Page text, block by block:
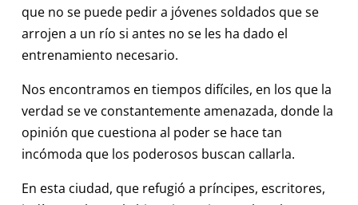
que no se puede pedir a jóvenes soldados que se
arrojen a un río si antes no se les ha dado el
entrenamiento necesario.
Nos encontramos en tiempos difíciles, en los que la
verdad se ve constantemente amenazada, donde la
opinión que cuestiona al poder se hace tan
incómoda que los poderosos buscan callarla.
En esta ciudad, que refugió a príncipes, escritores,